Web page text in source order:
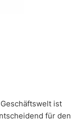
ist
für den